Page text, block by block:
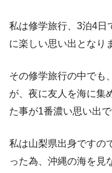
私は修学旅行、3泊4日
に楽しい思い出となり
その修学旅行の中でも
が、夜に友人を海に集
た事が1番濃い思い出
私は山梨県出身ですの
った為、沖縄の海を見